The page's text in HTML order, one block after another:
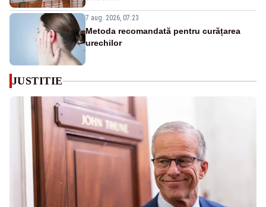
7 aug. 2026, 07:23
Metoda recomandată pentru curățarea
urechilor
JUSTITIE